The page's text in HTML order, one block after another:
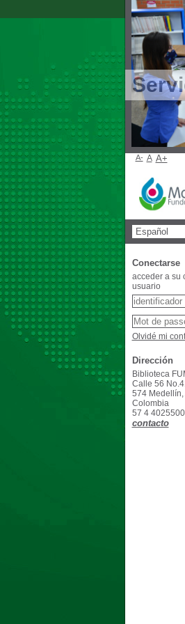
A- A A+
Conectarse
acceder a su
usuario
Olvidé mi
Dirección
Biblioteca
Calle 56
574 Medellín,
Colombia
57 4
contacto